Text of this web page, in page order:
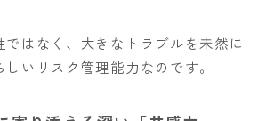
ではなく、大きなトラブルを未然に
いリスク管理能力なのです。